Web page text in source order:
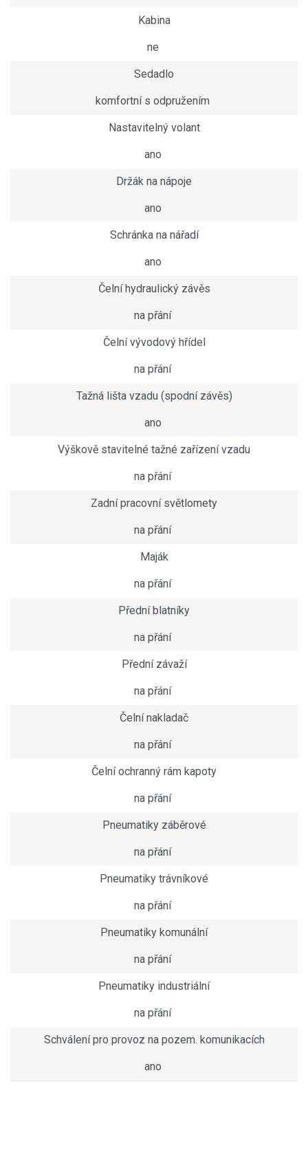
Kabina
ne
Sedadlo
komfortní s odpružením
Nastavitelný volant
ano
Držák na nápoje
ano
Schránka na nářadí
ano
Čelní hydraulický závěs
na přání
Čelní vývodový hřídel
na přání
Tažná lišta vzadu (spodní závěs)
ano
Výškově stavitelné tažné zařízení vzadu
na přání
Zadní pracovní světlomety
na přání
Maják
na přání
Přední blatníky
na přání
Přední závaží
na přání
Čelní nakladač
na přání
Čelní ochranný rám kapoty
na přání
Pneumatiky záběrové
na přání
Pneumatiky trávníkové
na přání
Pneumatiky komunální
na přání
Pneumatiky industriální
na přání
Schválení pro provoz na pozem. komunikacích
ano